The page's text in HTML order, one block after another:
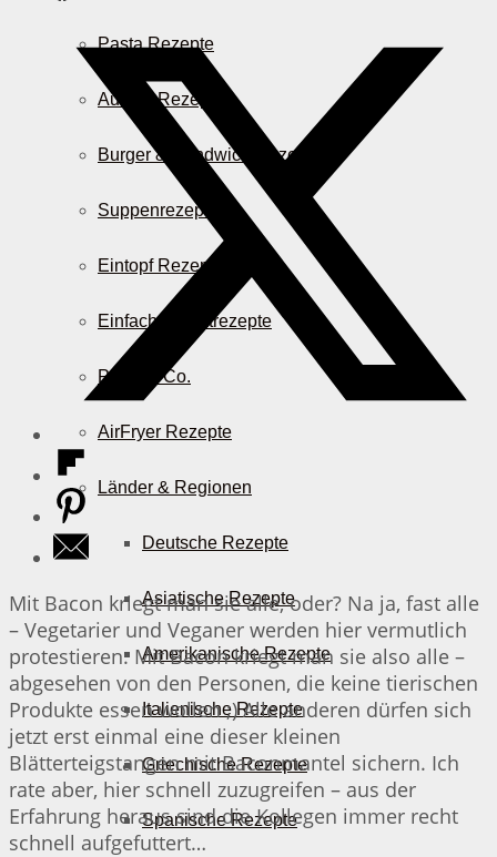
Pasta Rezepte
Auflauf Rezepte
Burger & Sandwich Rezepte
Suppenrezepte
Eintopf Rezepte
Einfache Salatrezepte
Pizza & Co.
AirFryer Rezepte
Länder & Regionen
Deutsche Rezepte
Asiatische Rezepte
Amerikanische Rezepte
Italienische Rezepte
Griechische Rezepte
Spanische Rezepte
Mit Bacon kriegt man sie alle, oder? Na ja, fast alle
– Vegetarier und Veganer werden hier vermutlich
protestieren. Mit Bacon kriegt man sie also alle –
abgesehen von den Personen, die keine tierischen
Produkte essen wollen ;) Alle anderen dürfen sich
jetzt erst einmal eine dieser kleinen
Blätterteigstangen mit Baconmantel sichern. Ich
rate aber, hier schnell zuzugreifen – aus der
Erfahrung heraus sind die Kollegen immer recht
schnell aufgefuttert…